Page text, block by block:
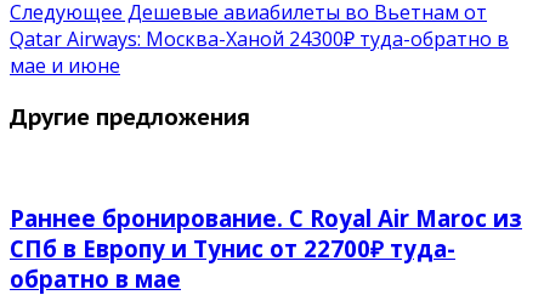
Следующее Дешевые авиабилеты во Вьетнам от
Qatar Airways: Москва-Ханой 24300₽ туда-обратно в
мае и июне
Другие предложения
Раннее бронирование. С Royal Air Maroc из
СПб в Европу и Тунис от 22700₽ туда-
обратно в мае